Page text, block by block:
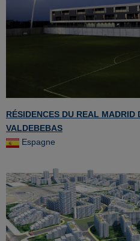
RÉSIDENCES DU REAL
VALDEBEBAS
Espagne